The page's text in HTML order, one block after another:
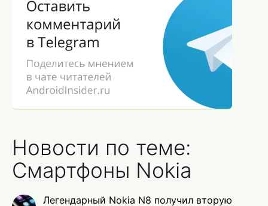
Новости по теме:
Смартфоны Nokia
Легендарный Nokia N8 получил вторую